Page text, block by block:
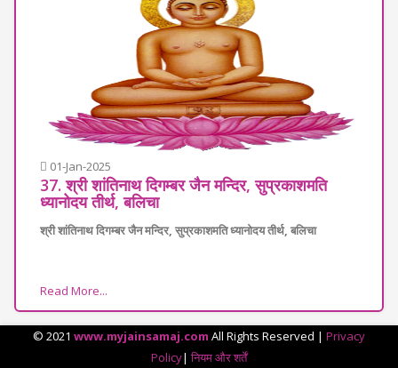
01-Jan-2025
37. श्री शांतिनाथ दिगम्बर जैन मन्दिर, सुप्रकाशमति
ध्यानोदय तीर्थ, बलिचा
श्री शांतिनाथ दिगम्बर जैन मन्दिर, सुप्रकाशमति ध्यानोदय तीर्थ, बलिचा
Read More...
© 2021 www.myjainsamaj.com All Rights Reserved | Privacy
Policy| नियम और शर्तें